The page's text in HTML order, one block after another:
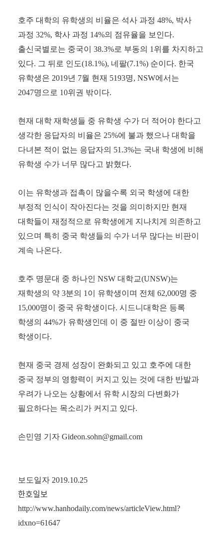
호주 대학의 유학생의 비율은 석사 과정 48%, 박사
과정 32%, 학사 과정 14%의 점유율을 보인다.
출신국별로는 중국이 38.3%로 부동의 1 위를 차지하고
있다. 그 뒤로 인도(18.1%), 네팔(7.1%) 순이다. 한국
유학생은 2019년 7월 현재 5193명, NSW에서는
2047명으로 10위권 밖이다.
현재 대학 재학생들 중 유학생 수가 더 적어야 한다고
생각한 응답자의 비율은 25%에 불과 했으나 대학을
다녀본 적이 없는 응답자의 51.3%는 국내 학생에 비해
유학생 수가 너무 많다고 밝혔다.
이는 유학생과 접촉이 많을수록 외국 학생에 대한
부정적 인식이 작아진다는 것을 의미하지만 현재
대학들이 재정적으로 유학생에게 지나치게 의존하고
있으며 특히 중국 학생들의 수가 너무 많다는 비판이
계속 나온다.
호주 명문대 중 하나인 NSW 대학교(UNSW)는
재학생의 약 3분의 1 이 유학생이며 전체 62,000명 중
15,000명이 중국 유학생이다. 시드니대학은 등록
학생의 44%가 유학생인데 이 중 절반 이상이 중국
학생이다.
현재 중국 경제 성장이 완화되고 있고 호주에 대한
중국 정부의 영향력이 커지고 있는 것에 대한 반발과
우려가 나오는 상황에서 유학 시장의 다변화가
필요하다는 목소리가 커지고 있다.
손민영 기자 Gideon.sohn@gmail.com
보도일자 2019.10.25
한호일보
http://www.hanhodaily.com/news/articleView.html?
idxno=61647